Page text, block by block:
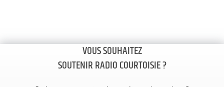
VOUS SOUHAITEZ
SOUTENIR RADIO COURTOISIE ?